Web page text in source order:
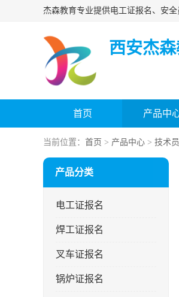
西安杰
首页 产品中
当前位置： 首页 > 产品中心 > 技术员
产品分类
电工证报名
焊工证报名
叉车证报名
锅炉证报名